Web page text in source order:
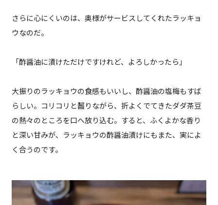
さらに心にくいのは、奥様がサービスしてくれたラッキョ
ウなのだ。
「酢醤油に漬けただけですけれど、よろしかったら」
大振りのラッキョウの食感もいいし、酢醤油の塩梅もすば
らしい。コリコリと齧りながら、折よくでてきたダダ茶豆
の熱々のところを口へ放り込む。すると、ふくよかな香り
と深い甘みが、ラッキョウの酢醤油漬けにもまた、実によ
く合うのです。